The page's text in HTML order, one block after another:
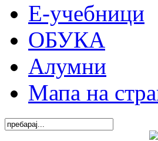
Е-учебници
ОБУКА
Алумни
Мапа на